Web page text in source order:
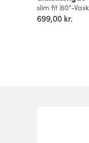
slim fit 60°-Vask
699,00 kr.